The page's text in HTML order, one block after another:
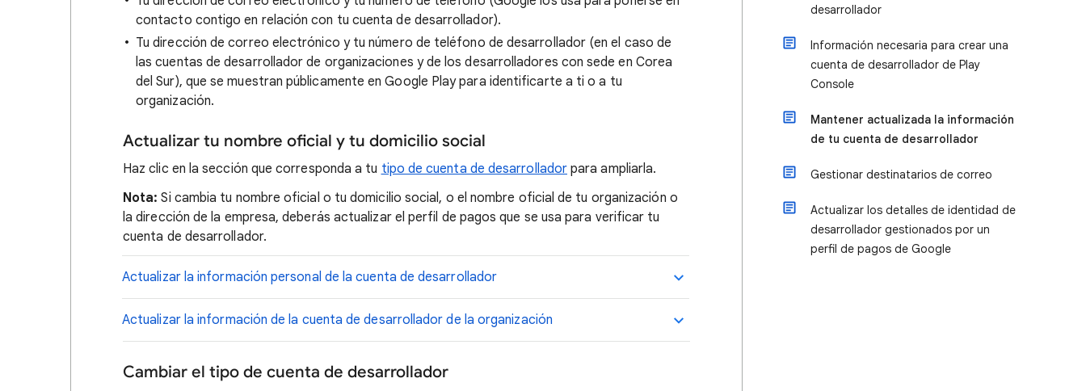
contacto contigo en relación con tu cuenta de desarrollador).
Tu dirección de correo electrónico y tu número de teléfono de desarrollador (en el caso de
las cuentas de desarrollador de organizaciones y de los desarrolladores con sede en Corea
del Sur), que se muestran públicamente en Google Play para identificarte a ti o a tu
organización.
Actualizar tu nombre oficial y tu domicilio social
Haz clic en la sección que corresponda a tu tipo de cuenta de desarrollador para ampliarla.
Nota: Si cambia tu nombre oficial o tu domicilio social, o el nombre oficial de tu organización o
la dirección de la empresa, deberás actualizar el perfil de pagos que se usa para verificar tu
cuenta de desarrollador.
Actualizar la información personal de la cuenta de desarrollador
Actualizar la información de la cuenta de desarrollador de la organización
Cambiar el tipo de cuenta de desarrollador
desarrollador
Información necesaria para crear una
cuenta de desarrollador de Play
Console
Mantener actualizada la información
de tu cuenta de desarrollador
Gestionar destinatarios de correo
Actualizar los detalles de identidad de
desarrollador gestionados por un
perfil de pagos de Google